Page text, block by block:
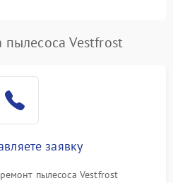
Vestfrost
заявку
пылесоса Vestfrost